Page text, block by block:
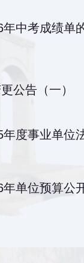
中考成绩单
公告（一）
度事业单位
单位预算公